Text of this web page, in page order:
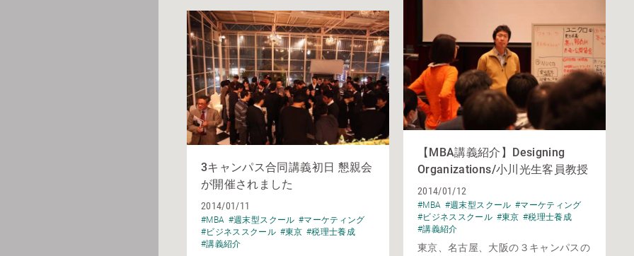
【MBA講義紹介】Designing
Organizations/小川光生客員教授
2014/01/12
#MBA #週末型スクール #マーケティング
#ビジネススクール #東京 #税理士養成
#講義紹介
東京、名古屋、大阪の３キャンパスの
3キャンパス合同講義初日 懇親会
が開催されました
2014/01/11
#MBA #週末型スクール #マーケティング
#ビジネススクール #東京 #税理士養成
#講義紹介